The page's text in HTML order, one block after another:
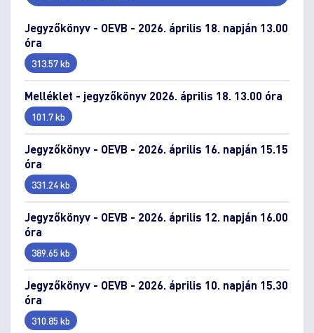
Jegyzőkönyv - OEVB - 2026. április 18. napján 13.00
óra
313.57 kb
Melléklet - jegyzőkönyv 2026. április 18. 13.00 óra
101.7 kb
Jegyzőkönyv - OEVB - 2026. április 16. napján 15.15
óra
331.24 kb
Jegyzőkönyv - OEVB - 2026. április 12. napján 16.00
óra
389.65 kb
Jegyzőkönyv - OEVB - 2026. április 10. napján 15.30
óra
310.85 kb